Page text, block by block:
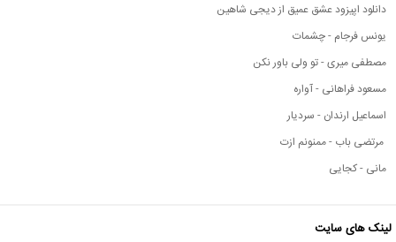
دانلود اپیزود عشق عمیق از دیجی شاهین
یونس فرجام - چشمات
مصطفی میری - تو ولی باور نکن
مسعود فراهانی - آواره
اسماعیل ارندان - سردیار
مرتضی باب - ممنونم ازت
مانی - کجایی
لینک های سایت